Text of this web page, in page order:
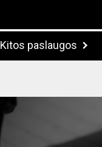
Kitos paslaugos